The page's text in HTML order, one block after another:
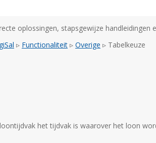
oplossingen, stapsgewijze handleidingen
▹ Functionaliteit ▹ Overige ▹ Tabelkeuze
het tijdvak is waarover het loon